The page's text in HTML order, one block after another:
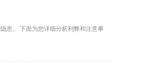
患。 下面为您详细分析利弊和注意事